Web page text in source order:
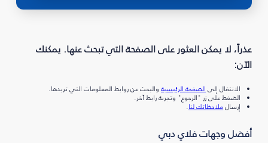
عذراً، لا يمكن العثور على الصفحة التي تبحث عنها. يمكنك
الآن:
الانتقال إلىالصفحة الرئيسيةوالبحث عن روابط المعلومات التي تريدها.
الضغط على زر "الرجوع" وتجربة رابط آخر.
إرسالملاحظاتك لنا.
أفضل وجهات فلاي دبي